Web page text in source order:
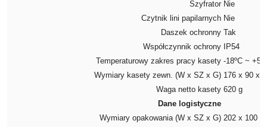
Szyfrator Nie
Czytnik lini papilarnych Nie
Daszek ochronny Tak
Współczynnik ochrony
IP54
Temperaturowy zakres pracy kasety -18ºC ~
Wymiary kasety zewn. (W x SZ x G) 176 x 90 x
Waga netto kasety 620 g
Dane logistyczne
Wymiary opakowania (W x SZ x G) 202 x 100 x